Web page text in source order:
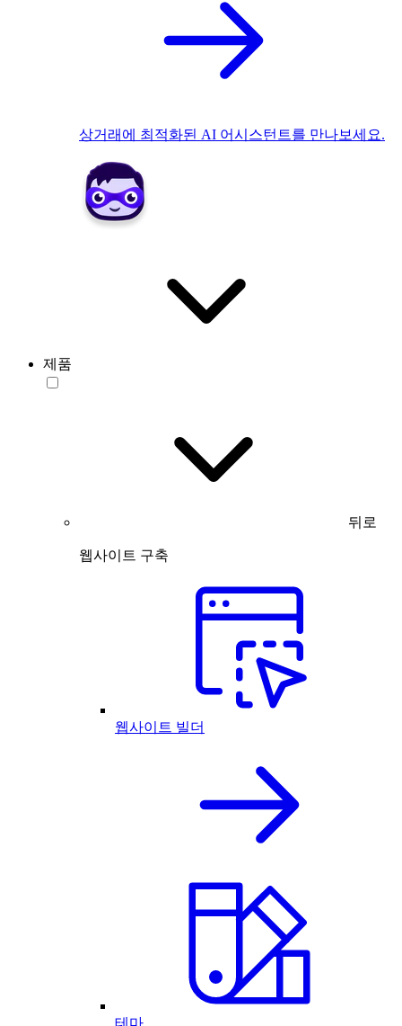
상거래에 최적화된 AI 어시스턴트를 만나보세요.
제품
뒤로
웹사이트 구축
웹사이트 빌더
테마